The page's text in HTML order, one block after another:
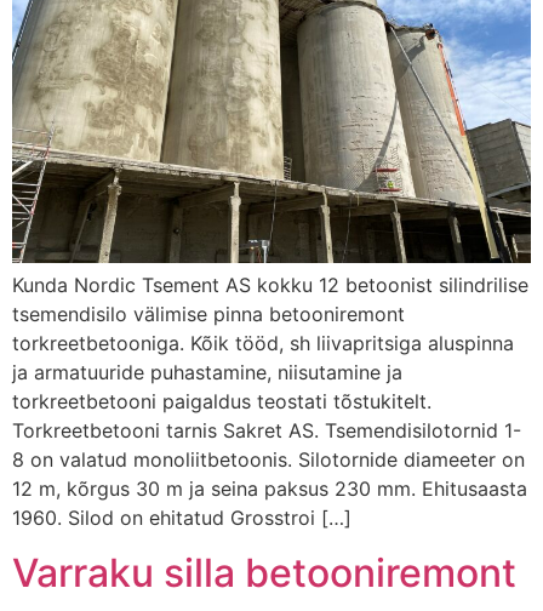
Kunda Nordic Tsement AS kokku 12 betoonist silindrilise
tsemendisilo välimise pinna betooniremont
torkreetbetooniga. Kõik tööd, sh liivapritsiga aluspinna
ja armatuuride puhastamine, niisutamine ja
torkreetbetooni paigaldus teostati tõstukitelt.
Torkreetbetooni tarnis Sakret AS. Tsemendisilotornid 1-
8 on valatud monoliitbetoonis. Silotornide diameeter on
12 m, kõrgus 30 m ja seina paksus 230 mm. Ehitusaasta
1960. Silod on ehitatud Grosstroi […]
Varraku silla betooniremont